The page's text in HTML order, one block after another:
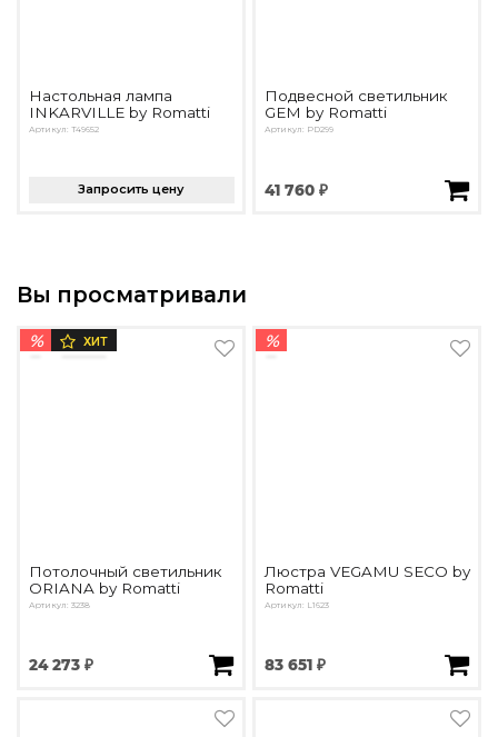
Настольная лампа
INKARVILLE by Romatti
Артикул: T49652
Запросить цену
Подвесной светильник
GEM by Romatti
Артикул: PD299
41 760 ₽
Вы просматривали
% ХИТ
Потолочный светильник
ORIANA by Romatti
Артикул: 3238
24 273 ₽
%
Люстра VEGAMU SECO by
Romatti
Артикул: L1623
83 651 ₽